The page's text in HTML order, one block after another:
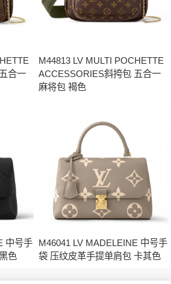
合一
M44813 LV MULTI POCHETTE
ACCESSORIES斜挎包 五合一
麻将包 褐色
中号手
色
M46041 LV MADELEINE 中号手
袋 压纹皮革手提单肩包 卡其色